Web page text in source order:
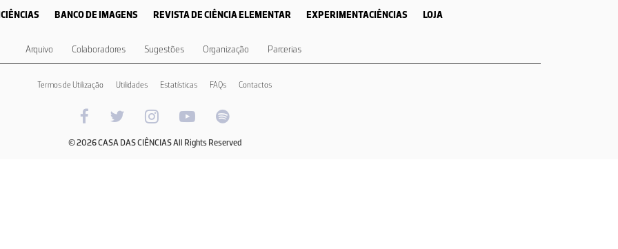
BANCO DE IMAGENS REVISTA DE CIÊNCIA ELEMENTAR EXPERIMENTACIÊNCIAS LOJA
Arquivo Colaboradores Sugestões Organização Parcerias
Termos de Utilização Utilidades Estatísticas FAQs Contactos
© 2026 CASA DAS CIÊNCIAS All Rights Reserved